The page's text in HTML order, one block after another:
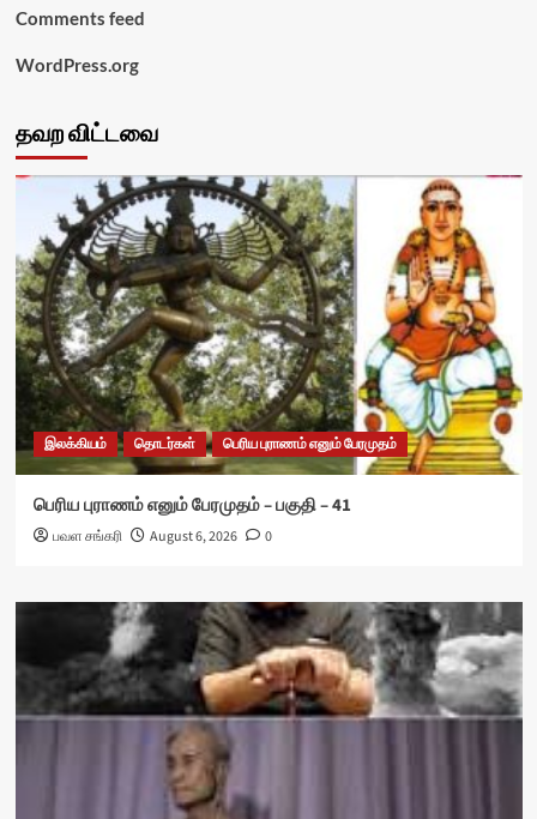
Comments feed
WordPress.org
தவற விட்டவை
இலக்கியம் தொடர்கள் பெரிய புராணம் எனும் பேரமுதம்
பெரிய புராணம் எனும் பேரமுதம் – பகுதி – 41
பவள சங்கரி August 6, 2026 0